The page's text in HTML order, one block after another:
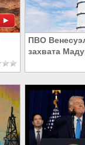
ПВО
захвата